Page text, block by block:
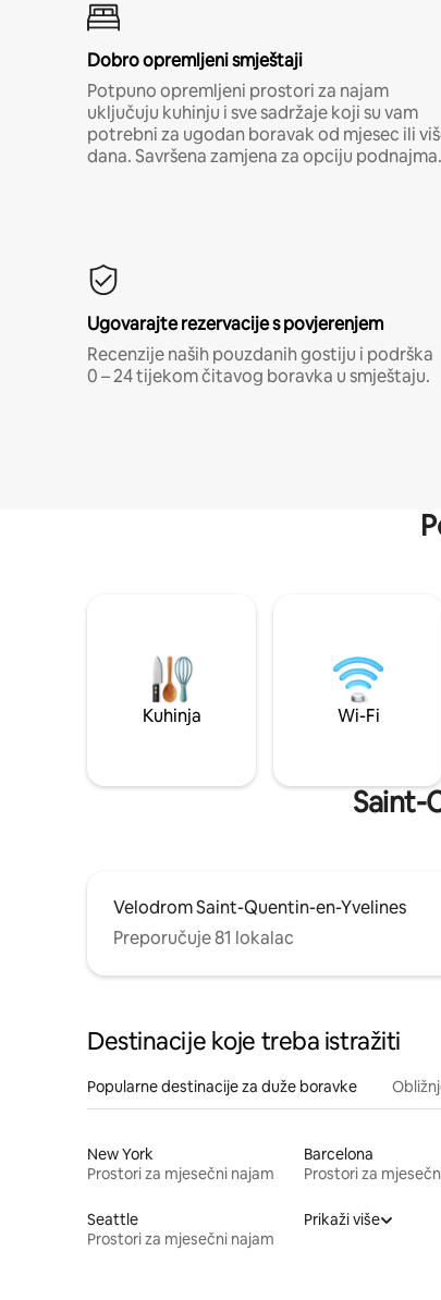
Dobro opremljeni smještaji
Potpuno opremljeni prostori za najam
uključuju kuhinju i sve sadržaje koji su vam
potrebni za ugodan boravak od mjesec ili
dana. Savršena zamjena za opciju podnajma.
Ugovarajte rezervacije s povjerenjem
Recenzije naših pouzdanih gostiju i podrška
0 – 24 tijekom čitavog boravka u smještaju.
Kuhinja Wi-Fi
Saint-
Velodrom Saint-Quentin-en-Yvelines
Preporučuje 81 lokalac
Destinacije koje treba istražiti
Popularne destinacije za duže boravke
New York
Prostori za mjesečni najam
Barcelona
Prostori za
Seattle
Prostori za mjesečni najam
Prikaži više